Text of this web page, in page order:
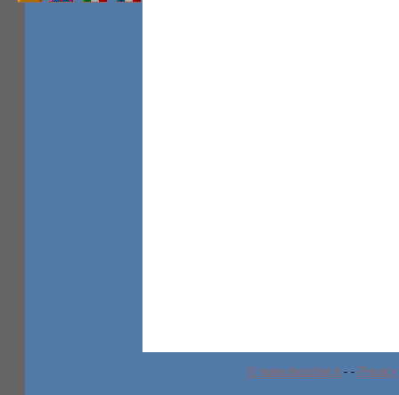
© www.drescher.it - - Privacy